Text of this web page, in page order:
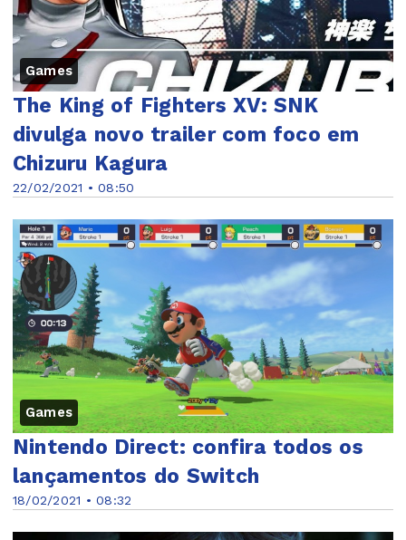
Games
22/02/2021 • 08:50
The King of Fighters XV: SNK
divulga novo trailer com foco em
Chizuru Kagura
Games
18/02/2021 • 08:32
Nintendo Direct: confira todos os
lançamentos do Switch